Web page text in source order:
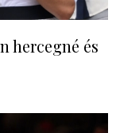
hercegné és